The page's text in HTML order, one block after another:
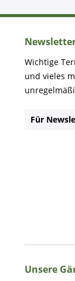
Wichtige
und vieles
Für
Unsere